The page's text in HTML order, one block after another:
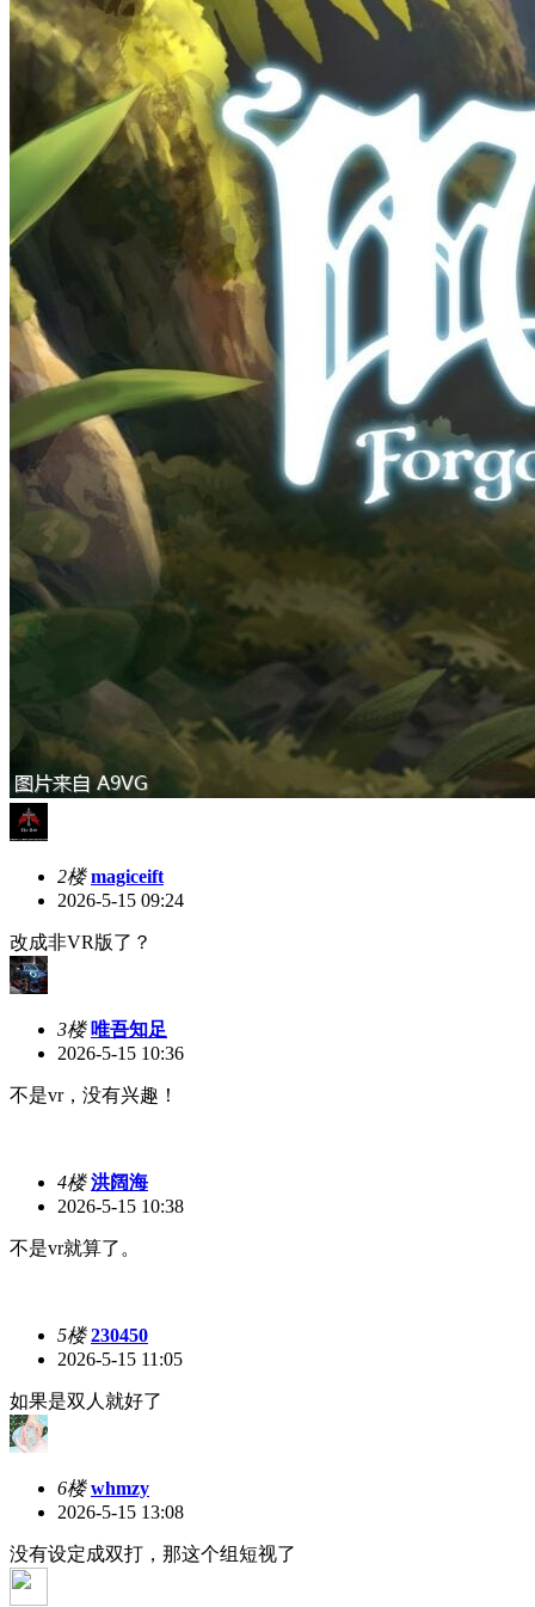
2楼 magiceift
2026-5-15 09:24
改成非VR版了？
3楼 唯吾知足
2026-5-15 10:36
不是vr，没有兴趣！
4楼 洪阔海
2026-5-15 10:38
不是vr就算了。
5楼 230450
2026-5-15 11:05
如果是双人就好了
6楼 whmzy
2026-5-15 13:08
没有设定成双打，那这个组短视了